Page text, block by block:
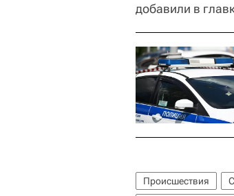
добавили в
Происшествия